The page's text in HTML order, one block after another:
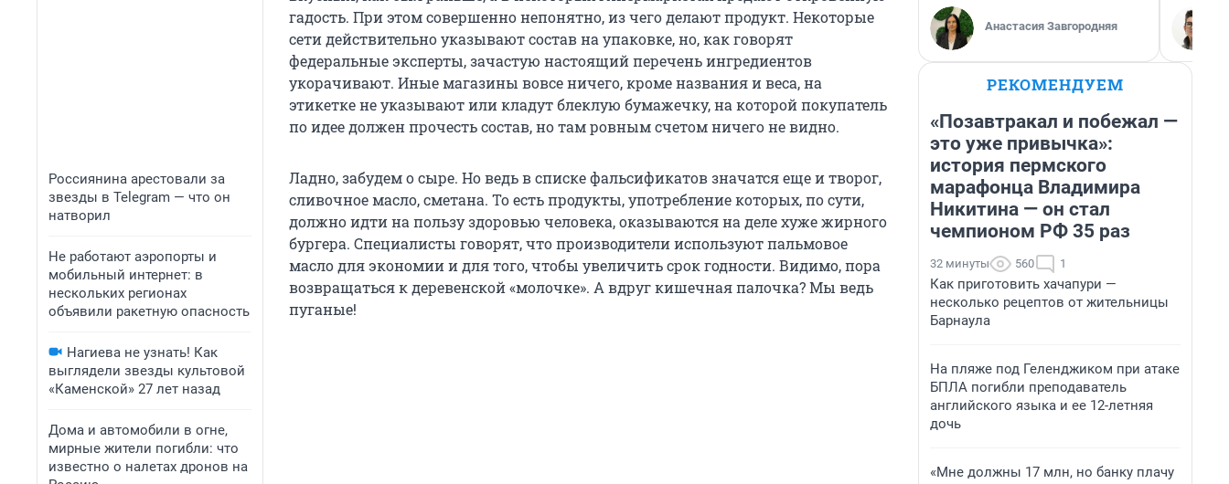
Россиянина арестовали за
звезды в Telegram — что он
натворил
Не работают аэропорты и
мобильный интернет: в
нескольких регионах
объявили ракетную опасность
Нагиева не узнать! Как
выглядели звезды культовой
«Каменской» 27 лет назад
Дома и автомобили в огне,
мирные жители погибли: что
известно о налетах дронов на
гадость. При этом совершенно непонятно, из чего делают продукт. Некоторые
сети действительно указывают состав на упаковке, но, как говорят
федеральные эксперты, зачастую настоящий перечень ингредиентов
укорачивают. Иные магазины вовсе ничего, кроме названия и веса, на
этикетке не указывают или кладут блеклую бумажечку, на которой покупатель
по идее должен прочесть состав, но там ровным счетом ничего не видно.
Ладно, забудем о сыре. Но ведь в списке фальсификатов значатся еще и творог,
сливочное масло, сметана. То есть продукты, употребление которых, по сути,
должно идти на пользу здоровью человека, оказываются на деле хуже жирного
бургера. Специалисты говорят, что производители используют пальмовое
масло для экономии и для того, чтобы увеличить срок годности. Видимо, пора
возвращаться к деревенской «молочке». А вдруг кишечная палочка? Мы ведь
пуганые!
Анастасия Завгородняя
РЕКОМЕНДУЕМ
«Позавтракал и побежал —
это уже привычка»:
история пермского
марафонца Владимира
Никитина — он стал
чемпионом РФ 35 раз
32 минуты 560 1
Как приготовить хачапури —
несколько рецептов от жительницы
Барнаула
На пляже под Геленджиком при атаке
БПЛА погибли преподаватель
английского языка и ее 12-летняя
дочь
«Мне должны 17 млн, но банку плачу